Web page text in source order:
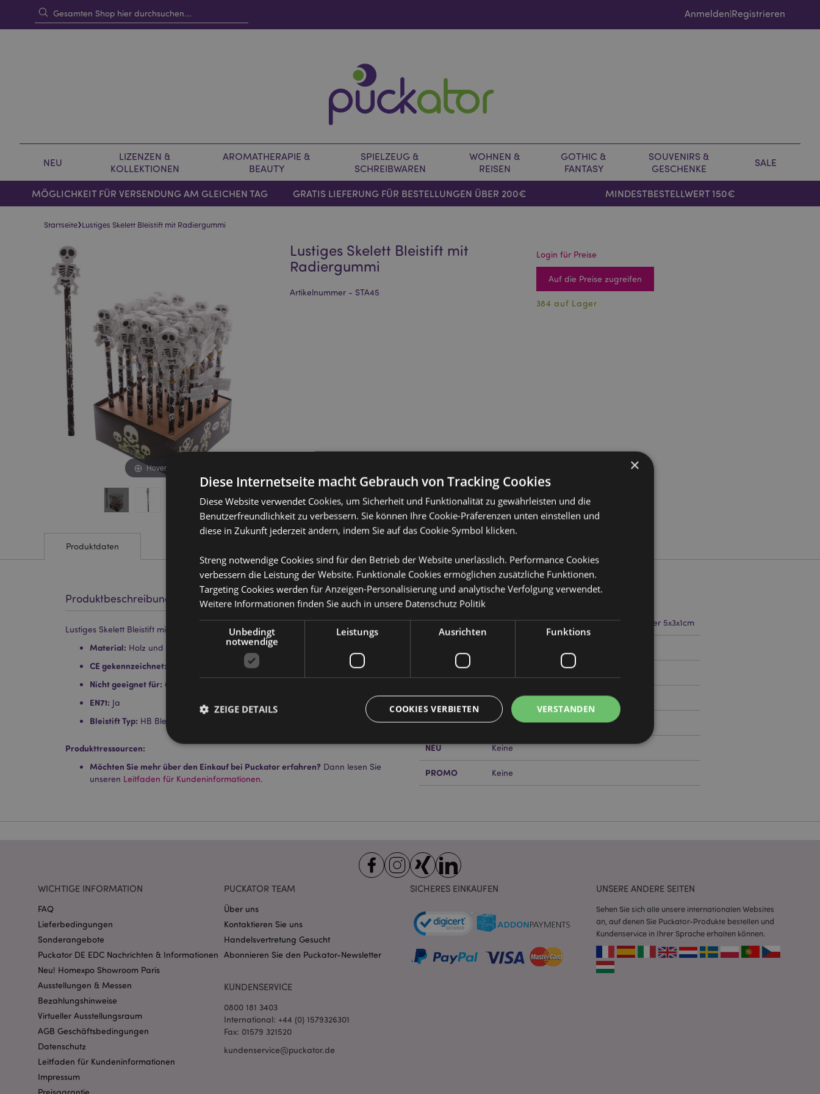
Anmelden|Registrieren
NEU
LIZENZEN &
KOLLEKTIONEN
AROMATHERAPIE &
BEAUTY
SPIELZEUG &
SCHREIBWAREN
WOHNEN &
REISEN
GOTHIC &
FANTASY
SOUVENIRS &
GESCHENKE
SALE
MÖGLICHKEIT FÜR VERSENDUNG AM GLEICHEN TAG GRATIS LIEFERUNG FÜR BESTELLUNGEN ÜBER 200€ MINDESTBESTELLWERT 150€
Startseite›Lustiges Skelett Bleistift mit Radiergummi
the
end
images
gallery
the
beginning
images
gallery
Hover to zoom
Lustiges Skelett Bleistift mit
Radiergummi
Artikelnummer - STA45
Login für Preise
Auf die Preise zugreifen
384 auf Lager
Produktdaten
Produktbeschreibung
Lustiges Skelett Bleistift mit Radiergummi
Material: Holz und Gummi
CE gekennzeichnet:
Nicht geeignet für: 0 - 3 Jahre
EN71: Ja
Bleistift Typ: HB Bleistift
Produkttressourcen:
Möchten Sie mehr über den Einkauf bei Puckator erfahren? Dann lesen Sie
unseren Leitfaden für Kundeninformationen.
Produktattribute
Information
Abmessungen Gesammtlänge 21cm Bleistift 17cm Radierer 5x3x1cm
Gewicht (kg) 0.036000
IM SALE Keine
NEU Keine
PROMO Keine
WICHTIGE INFORMATION
FAQ
Lieferbedingungen
Sonderangebote
Puckator DE EDC Nachrichten & Informationen
Neu! Homexpo Showroom Paris
Ausstellungen & Messen
Bezahlungshinweise
Virtueller Ausstellungsraum
AGB Geschäftsbedingungen
Datenschutz
Leitfaden für Kundeninformationen
Impressum
PUCKATOR TEAM
Über uns
Kontaktieren Sie uns
Handelsvertretung Gesucht
Abonnieren Sie den Puckator-Newsletter
KUNDENSERVICE
0800 181 3403
International: +44 (0) 1579326301
Fax: 01579 321520
kundenservice@puckator.de
SICHERES EINKAUFEN UNSERE ANDERE SEITEN
Sehen Sie sich alle unsere internationalen Websites
an, auf denen Sie Puckator-Produkte bestellen und
Kundenservice in Ihrer Sprache erhalten können.
×
Diese Internetseite macht Gebrauch von Tracking Cookies
Diese Website verwendet Cookies, um Sicherheit und Funktionalität zu gewährleisten und die
Benutzerfreundlichkeit zu verbessern. Sie können Ihre Cookie-Präferenzen unten einstellen und
diese in Zukunft jederzeit ändern, indem Sie auf das Cookie-Symbol klicken.
Streng notwendige Cookies sind für den Betrieb der Website unerlässlich. Performance Cookies
verbessern die Leistung der Website. Funktionale Cookies ermöglichen zusätzliche Funktionen.
Targeting Cookies werden für Anzeigen-Personalisierung und analytische Verfolgung verwendet.
Weitere Informationen finden Sie auch in unsere Datenschutz Politik
Unbedingt
notwendige
Leistungs Ausrichten Funktions
VERSTANDEN
COOKIES VERBIETEN
ZEIGE DETAILS
Unbedingt notwendige Ausrichten Funktions
Name
Provider/
Ablauf Beschreibung
.puckator.de
verwendet, um die Einwilligungseinstellungen für
Besucher-Cookies zu speichern. Das Cookie-Banner
von Cookie-Script.com muss ordnungsgemäß
funktionieren.
invalidation
erleichtern und das Laden von Seiten zu
beschleunigen.
PHPSESSID
.www.puckator.de
Stunden
auf der PHP-Sprache basieren. Dies ist eine
allgemeine Kennung, die zum Verwalten von
Benutzersitzungsvariablen verwendet wird.
mage-messages
Datenschutzbestimmungen von Google